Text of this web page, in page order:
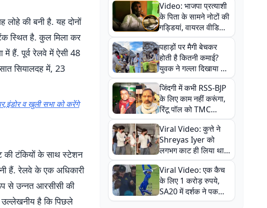
लोहे की बनी है. यह दोनों
स्थित है. कुल मिला कर
में हैं. पूर्व रेलवे में ऐसी 48
सियालदह में, 23
व खुली सभा को करेंगे
की टंकियों के साथ स्टेशन
हैं. रेलवे के एक अधिकारी
से उन्नत आरसीसी की
उल्लेखनीय है कि पिछले
Video: भाजपा प्रत्याशी
के पिता के सामने नोटों की
गड्डियां, वायरल वीडियो
से राजनीति में उबाल,
अजित महतो बोले- TMC
की गंदी चाल
पहाड़ों पर मैगी बेचकर
होती है कितनी कमाई?
युवक ने गल्ला दिखाया तो
नौकरी वालों के खड़े हो गए
कान
जिंदगी में कभी RSS-BJP
के लिए काम नहीं करूंगा,
रिंटू पॉल को TMC
ऑफिस में ले जाकर पीटा,
Video वायरल
Viral Video: कुत्ते ने
Shreyas Iyer को
लगभग काट ही लिया था,
न्यूजीलैंड सीरीज से पहले
बाल-बाल बचे
Viral Video: एक कैच
के लिए 1 करोड़ रुपये,
SA20 में दर्शक ने पकड़ा
एक हाथ से गजब का कैच